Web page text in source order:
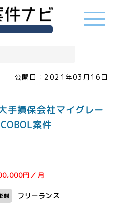
ジニア(SE)(一覧)
公開日： 2021年03月16日
手損保会社マイグレー
案件
円／月
態 フリーランス